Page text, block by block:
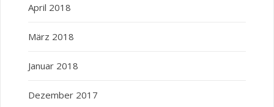
April 2018
März 2018
Januar 2018
Dezember 2017